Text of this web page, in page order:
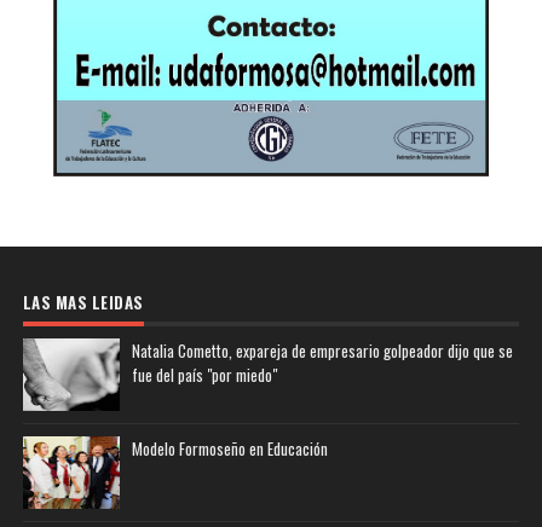
LAS MAS LEIDAS
Natalia Cometto, expareja de empresario golpeador dijo que se
fue del país "por miedo"
Modelo Formoseño en Educación